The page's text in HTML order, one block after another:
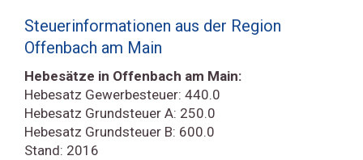
Steuerinformationen aus der Region
Offenbach am Main
Hebesätze in Offenbach am Main:
Hebesatz Gewerbesteuer: 440.0
Hebesatz Grundsteuer A: 250.0
Hebesatz Grundsteuer B: 600.0
Stand: 2016